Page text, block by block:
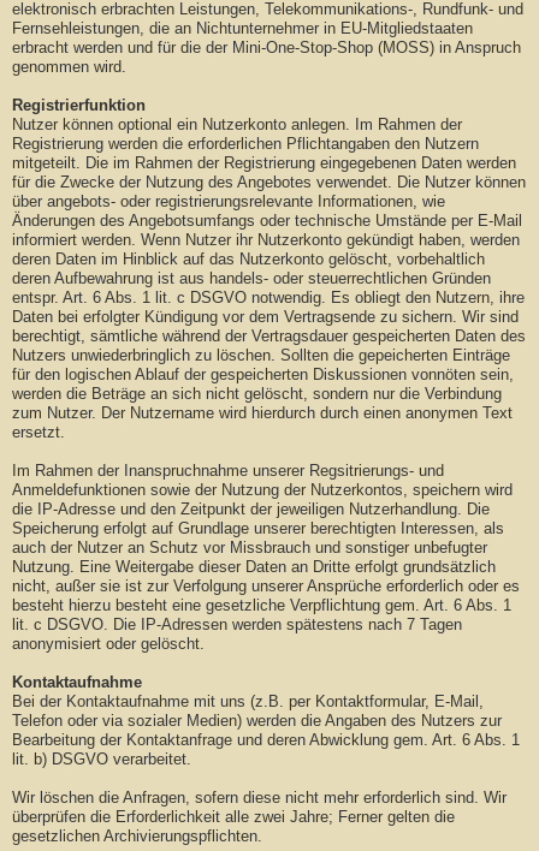
elektronisch erbrachten Leistungen, Telekommunikations-, Rundfunk- und
Fernsehleistungen, die an Nichtunternehmer in EU-Mitgliedstaaten
erbracht werden und für die der Mini-One-Stop-Shop (MOSS) in Anspruch
genommen wird.
Registrierfunktion
Nutzer können optional ein Nutzerkonto anlegen. Im Rahmen der
Registrierung werden die erforderlichen Pflichtangaben den Nutzern
mitgeteilt. Die im Rahmen der Registrierung eingegebenen Daten werden
für die Zwecke der Nutzung des Angebotes verwendet. Die Nutzer können
über angebots- oder registrierungsrelevante Informationen, wie
Änderungen des Angebotsumfangs oder technische Umstände per E-Mail
informiert werden. Wenn Nutzer ihr Nutzerkonto gekündigt haben, werden
deren Daten im Hinblick auf das Nutzerkonto gelöscht, vorbehaltlich
deren Aufbewahrung ist aus handels- oder steuerrechtlichen Gründen
entspr. Art. 6 Abs. 1 lit. c DSGVO notwendig. Es obliegt den Nutzern, ihre
Daten bei erfolgter Kündigung vor dem Vertragsende zu sichern. Wir sind
berechtigt, sämtliche während der Vertragsdauer gespeicherten Daten des
Nutzers unwiederbringlich zu löschen. Sollten die gepeicherten Einträge
für den logischen Ablauf der gespeicherten Diskussionen vonnöten sein,
werden die Beträge an sich nicht gelöscht, sondern nur die Verbindung
zum Nutzer. Der Nutzername wird hierdurch durch einen anonymen Text
ersetzt.
Im Rahmen der Inanspruchnahme unserer Regsitrierungs- und
Anmeldefunktionen sowie der Nutzung der Nutzerkontos, speichern wird
die IP-Adresse und den Zeitpunkt der jeweiligen Nutzerhandlung. Die
Speicherung erfolgt auf Grundlage unserer berechtigten Interessen, als
auch der Nutzer an Schutz vor Missbrauch und sonstiger unbefugter
Nutzung. Eine Weitergabe dieser Daten an Dritte erfolgt grundsätzlich
nicht, außer sie ist zur Verfolgung unserer Ansprüche erforderlich oder es
besteht hierzu besteht eine gesetzliche Verpflichtung gem. Art. 6 Abs. 1
lit. c DSGVO. Die IP-Adressen werden spätestens nach 7 Tagen
anonymisiert oder gelöscht.
Kontaktaufnahme
Bei der Kontaktaufnahme mit uns (z.B. per Kontaktformular, E-Mail,
Telefon oder via sozialer Medien) werden die Angaben des Nutzers zur
Bearbeitung der Kontaktanfrage und deren Abwicklung gem. Art. 6 Abs. 1
lit. b) DSGVO verarbeitet.
Wir löschen die Anfragen, sofern diese nicht mehr erforderlich sind. Wir
überprüfen die Erforderlichkeit alle zwei Jahre; Ferner gelten die
gesetzlichen Archivierungspflichten.